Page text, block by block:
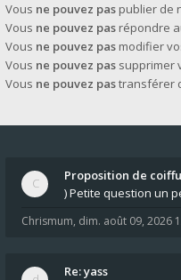
Vous ne pouvez pas publier de
Vous ne pouvez pas répondre
Vous ne pouvez pas modifier
Vous ne pouvez pas supprimer
Vous ne pouvez pastransférer
Proposition de
) Petite question un
Chrismum, dim. août 09, 2026
Re: yass